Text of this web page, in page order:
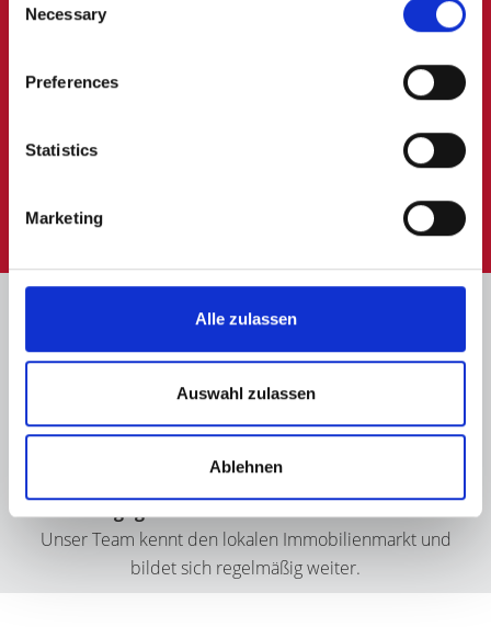
gesammelt haben.
Selection
Necessary
Preferences
Statistics
Marketing
Alle zulassen
Auswahl zulassen
Ablehnen
Wohnungsmakler für
Duppach
gesucht?
Rufen Sie uns gern an:
Immobilienbüro für Duppach
- Ihre Ansprechpartner sind
gern für Sie da
Engagementundviel Sachverstand.
Unser Team kennt den lokalen Immobilienmarkt und
bildet sich regelmäßig weiter.